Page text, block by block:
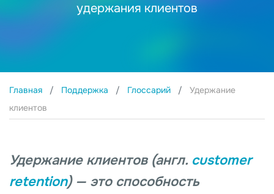
удержания клиентов
Главная Поддержка Глоссарий
Удержание
клиентов
Удержание клиентов (англ. customer
retention) — это способность